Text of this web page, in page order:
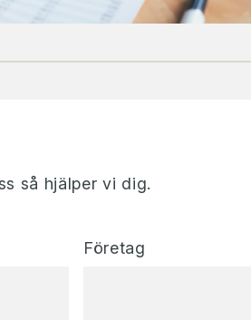
så hjälper vi dig.
Företag